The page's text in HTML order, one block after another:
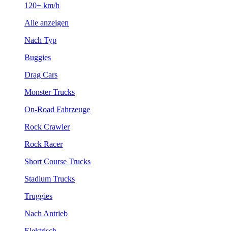
120+ km/h
Alle anzeigen
Nach Typ
Buggies
Drag Cars
Monster Trucks
On-Road Fahrzeuge
Rock Crawler
Rock Racer
Short Course Trucks
Stadium Trucks
Truggies
Nach Antrieb